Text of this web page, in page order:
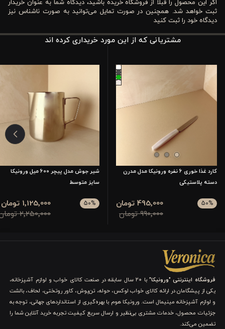
اگر این محصول را قبلا از فروشگاه خریده باشید، دیدگاه شما به عنوان خریدار
ثبت خواهد شد. همچنین در صورت تمایل می‌توانید به صورت ناشناس نیز
دیدگاه خود را ثبت کنید
مشتریانی که از این مورد خریداری کرده اند
کارد غذا خوری 6 نفره ورونیکا مدل مدرن
دسته پلاستیکی
50%
990٬000 تومان
495٬000 تومان
شیر جوش مدل پیچر 600 میل ورونیکا
سایز متوسط
50%
2٬250٬000 تومان
1٬125٬000 تومان
فروشگاه اینترنتی "ورونیکا"
با ۲۰ سال سابقه در صنعت کالای خواب و لوازم آشپزخانه،
یکی از پیشگامان در ارائه کالای خواب لوکس، حوله، تن‌پوش، کاور روتختی، لحاف، بالشت
و لوازم آشپزخانه مینیمال است. ورونیکا هوم با بهره‌گیری از استانداردهای جهانی، توجه به
جزئیات محصول، خدمات مشتری بی‌نظیر و ارسال سریع کیفیت تجربه خرید آنلاین شما را
تضمین می‌کند.